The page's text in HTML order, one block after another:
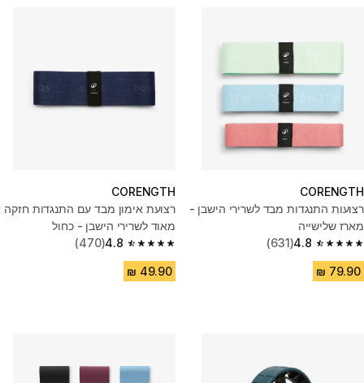
CORENGTH
רצועות התנגדות מבד לשרירי הישבן -
מארז שלישייה
4.8
4.8 out of 5 stars from 631 reviews
(631)
CORENGTH
רצועת אימון מבד עם התנגדות חזקה
מאוד לשרירי הישבן - כחול
4.8
4.8 out of 5 stars from 470 reviews
(470)